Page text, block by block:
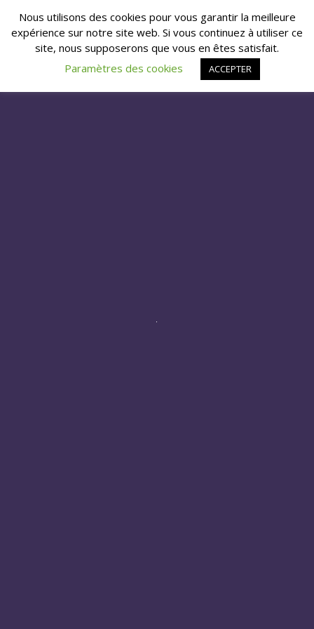
Nous utilisons des cookies pour vous garantir la meilleure
expérience sur notre site web. Si vous continuez à utiliser ce
site, nous supposerons que vous en êtes satisfait.
Paramètres des cookies
ACCEPTER